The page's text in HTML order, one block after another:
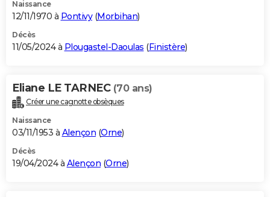
Naissance
12/11/1970 à Pontivy(Morbihan)
Décès
11/05/2024 à Plougastel-Daoulas (Finistère)
Eliane LE TARNEC (70 ans)
Créer une cagnotte obsèques
Naissance
03/11/1953 à Alençon (Orne)
Décès
19/04/2024 à Alençon (Orne)